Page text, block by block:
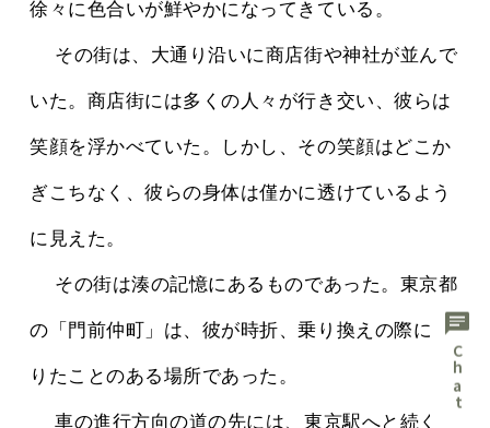
徐々に色合いが鮮やかになってきている。
いた。商店街には多くの人々が行き交い、彼らは
笑顔を浮かべていた。しかし、その笑顔はどこか
ぎこちなく、彼らの身体は僅かに透けているよう
に見えた。
の「門前仲町」は、彼が時折、乗り換えの際に降
りたことのある場所であった。
chat